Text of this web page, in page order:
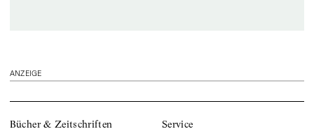
ANZEIGE
Bücher & Zeitschriften Service